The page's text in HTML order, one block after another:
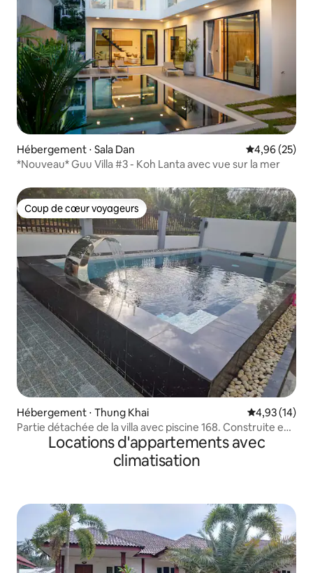
Hébergement ⋅ Sala Dan Évaluation
4,96 (25)
*Nouveau* Guu Villa #3 - Koh Lanta avec vue sur la mer
Coup de cœur voyageurs
Coup de cœur voyageurs
Hébergement ⋅ Thung Khai Évaluation
4,93 (14)
Partie détachée de la villa avec piscine 168. Construite en
Locations d'appartements avec
climatisation